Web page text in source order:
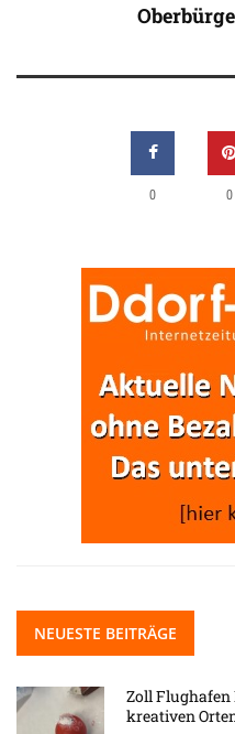
0 0
NEUESTE BEITRÄGE
Zoll Flughafen
kreativen